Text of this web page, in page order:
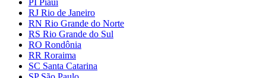
PI Piauí
RJ Rio de Janeiro
RN Rio Grande do Norte
RS Rio Grande do Sul
RO Rondônia
RR Roraima
SC Santa Catarina